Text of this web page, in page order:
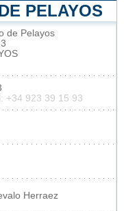
PELAYOS
de Pelayos
+34 923 39 15 93
Herraez